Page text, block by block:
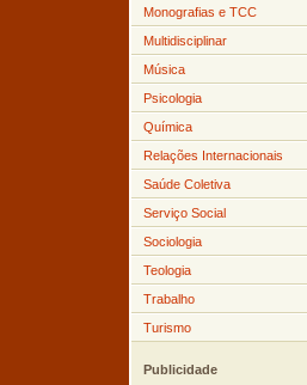
Monografias e TCC
Multidisciplinar
Música
Psicologia
Química
Relações Internacionais
Saúde Coletiva
Serviço Social
Sociologia
Teologia
Trabalho
Turismo
Publicidade